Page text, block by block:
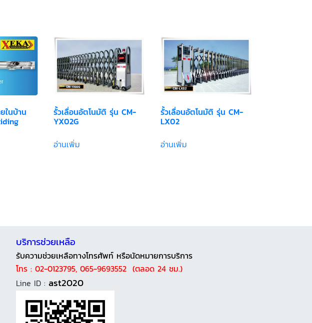
ในบ้าน รั้วเลื่อนอัตโนมัติ รุ่น CM-
YX02G
อ่านเพิ่ม
รั้วเลื่อนอัตโนมัติ รุ่น CM-
LX02
อ่านเพิ่ม
บริการช่วยเหลือ
รับความช่วยเหลือทางโทรศัพท์ หรือนัดหมายการบริการ
โทร : 02-0123795, 065-9693552 (ตลอด 24 ชม.)
Line ID : ast2020